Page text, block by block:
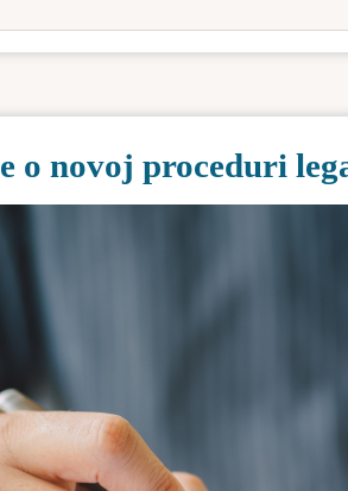
o novoj proceduri